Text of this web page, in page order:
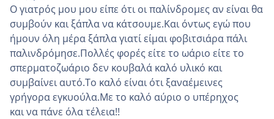
Ο γιατρός μου μου είπε ότι οι παλίνδρομες αν είναι θα
συμβούν και ξάπλα να κάτσουμε.Και όντως εγώ που
ήμουν όλη μέρα ξάπλα γιατί είμαι φοβιτσιάρα πάλι
παλινδρόμησε.Πολλές φορές είτε το ωάριο είτε το
σπερματοζωάριο δεν κουβαλά καλό υλικό και
συμβαίνει αυτό.Το καλό είναι ότι ξαναέμεινες
γρήγορα εγκυούλα.Με το καλό αύριο ο υπέρηχος
και να πάνε όλα τέλεια!!